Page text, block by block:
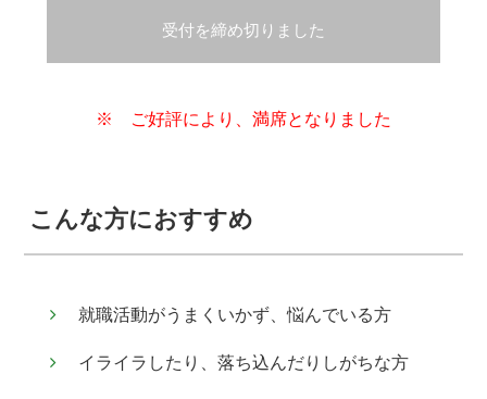
受付を締め切りました
※ ご好評により、満席となりました
こんな方におすすめ
就職活動がうまくいかず、悩んでいる方
イライラしたり、落ち込んだりしがちな方